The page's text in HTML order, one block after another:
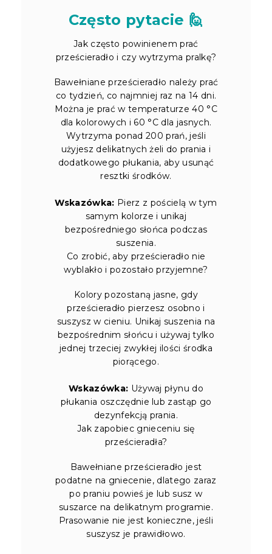
Często pytacie 🙋
Jak często powinienem prać
prześcieradło i czy wytrzyma pralkę?
Bawełniane prześcieradło należy prać
co tydzień, co najmniej raz na 14 dni.
Można je prać w temperaturze 40 °C
dla kolorowych i 60 °C dla jasnych.
Wytrzyma ponad 200 prań, jeśli
użyjesz delikatnych żeli do prania i
dodatkowego płukania, aby usunąć
resztki środków.
Wskazówka: Pierz z pościelą w tym
samym kolorze i unikaj
bezpośredniego słońca podczas
suszenia.
Co zrobić, aby prześcieradło nie
wyblakło i pozostało przyjemne?
Kolory pozostaną jasne, gdy
prześcieradło pierzesz osobno i
suszysz w cieniu. Unikaj suszenia na
bezpośrednim słońcu i używaj tylko
jednej trzeciej zwykłej ilości środka
piorącego.
Wskazówka: Używaj płynu do
płukania oszczędnie lub zastąp go
dezynfekcją prania.
Jak zapobiec gnieceniu się
prześcieradła?
Bawełniane prześcieradło jest
podatne na gniecenie, dlatego zaraz
po praniu powieś je lub susz w
suszarce na delikatnym programie.
Prasowanie nie jest konieczne, jeśli
suszysz je prawidłowo.